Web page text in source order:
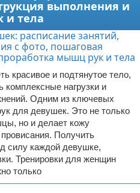
выполнения и
и тела
красивое и подтянутое тело,
комплексные нагрузки и
Одним из ключевых
для девушек. Это не только
но и делает кожу
Получить
силу каждой девушке,
Тренировки для женщин
только